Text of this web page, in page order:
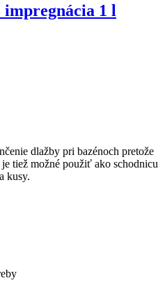
1 l
dlažby pri bazénoch pretože
tiež možné použiť ako schodnicu
kusy.